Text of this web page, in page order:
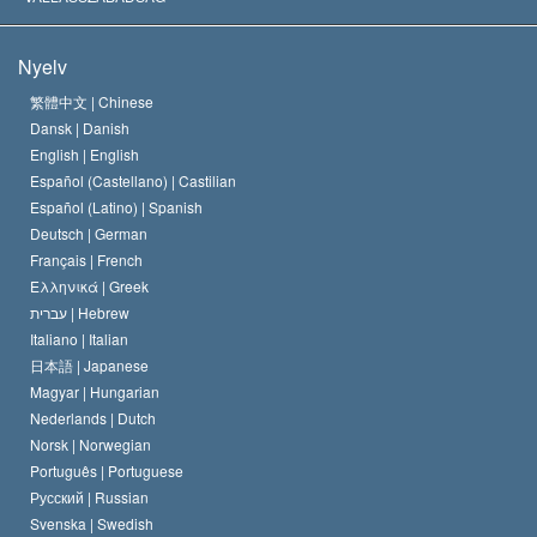
A Szcientológia Egyház hitvallása
A Szcientológus kódex
David Miscavige
Nemzetközi emberi jogi standardok
Nyilatkozat a vallásról
Nyelv
繁體中文 | Chinese
Dansk | Danish
English | English
Español (Castellano) | Castilian
Español (Latino) | Spanish
Deutsch | German
Français | French
Ελληνικά | Greek
עברית | Hebrew
Italiano | Italian
日本語 | Japanese
Magyar | Hungarian
Nederlands | Dutch
Norsk | Norwegian
Português | Portuguese
Русский | Russian
Svenska | Swedish